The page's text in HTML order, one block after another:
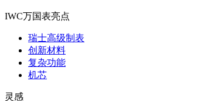
IWC万国表亮点
瑞士高级制表
创新材料
复杂功能
机芯
灵感